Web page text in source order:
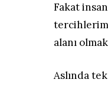
Fakat
alanı
Aslında